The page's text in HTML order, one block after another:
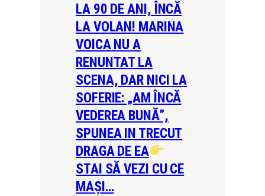
LA 90 DE ANI, ÎNCĂ
LA VOLAN! MARINA
VOICA NU A
RENUNTAT LA
SCENA, DAR NICI LA
SOFERIE: „AM ÎNCĂ
VEDEREA BUNĂ”,
SPUNEA IN TRECUT
DRAGA DE EA
STAI SĂ VEZI CU CE
MAȘI…